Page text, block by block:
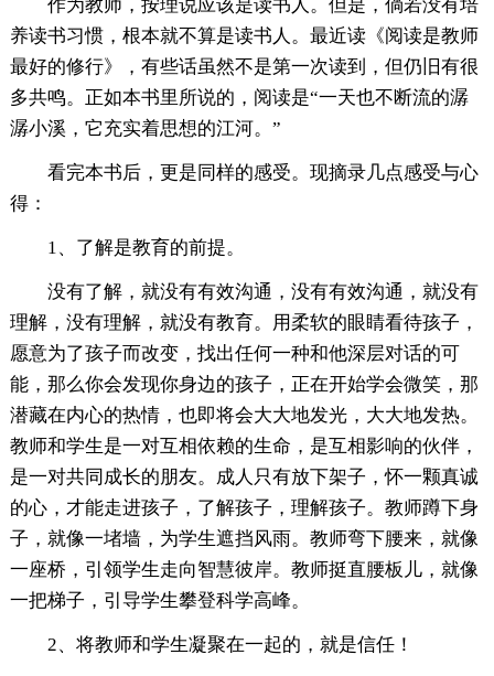
作为教师，按理说应该是读书人。但是，倘若没有培
养读书习惯，根本就不算是读书人。最近读《阅读是教师
最好的修行》，有些话虽然不是第一次读到，但仍旧有很
多共鸣。正如本书里所说的，阅读是“一天也不断流的潺
潺小溪，它充实着思想的江河。”
看完本书后，更是同样的感受。现摘录几点感受与心
得：
1、了解是教育的前提。
没有了解，就没有有效沟通，没有有效沟通，就没有
理解，没有理解，就没有教育。用柔软的眼睛看待孩子，
愿意为了孩子而改变，找出任何一种和他深层对话的可
能，那么你会发现你身边的孩子，正在开始学会微笑，那
潜藏在内心的热情，也即将会大大地发光，大大地发热。
教师和学生是一对互相依赖的生命，是互相影响的伙伴，
是一对共同成长的朋友。成人只有放下架子，怀一颗真诚
的心，才能走进孩子，了解孩子，理解孩子。教师蹲下身
子，就像一堵墙，为学生遮挡风雨。教师弯下腰来，就像
一座桥，引领学生走向智慧彼岸。教师挺直腰板儿，就像
一把梯子，引导学生攀登科学高峰。
2、将教师和学生凝聚在一起的，就是信任！